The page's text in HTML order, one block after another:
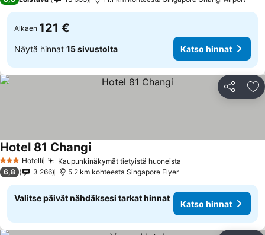
Alkaen 121 €
Näytä hinnat 15 sivustolta Katso hinnat
Jaa
3 Tähtiluokitus
Hotelli Kaupunkinäkymät tietyistä huoneista
Hotel 81 Changi
6,8 3 266 5.2 km kohteesta Singapore Flyer
Valitse päivät nähdäksesi tarkat hinnat
Katso hinnat